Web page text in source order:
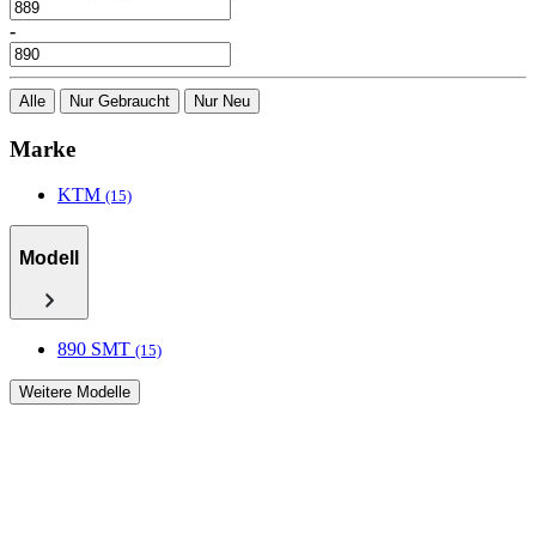
-
Alle Nur Gebraucht Nur Neu
Marke
KTM (15)
Modell
890 SMT (15)
Weitere Modelle